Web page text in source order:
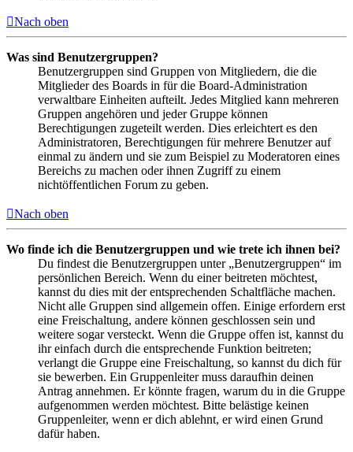
Nach oben
Was sind Benutzergruppen?
Benutzergruppen sind Gruppen von Mitgliedern, die die
Mitglieder des Boards in für die Board-Administration
verwaltbare Einheiten aufteilt. Jedes Mitglied kann mehreren
Gruppen angehören und jeder Gruppe können
Berechtigungen zugeteilt werden. Dies erleichtert es den
Administratoren, Berechtigungen für mehrere Benutzer auf
einmal zu ändern und sie zum Beispiel zu Moderatoren eines
Bereichs zu machen oder ihnen Zugriff zu einem
nichtöffentlichen Forum zu geben.
Nach oben
Wo finde ich die Benutzergruppen und wie trete ich ihnen bei?
Du findest die Benutzergruppen unter „Benutzergruppen“ im
persönlichen Bereich. Wenn du einer beitreten möchtest,
kannst du dies mit der entsprechenden Schaltfläche machen.
Nicht alle Gruppen sind allgemein offen. Einige erfordern erst
eine Freischaltung, andere können geschlossen sein und
weitere sogar versteckt. Wenn die Gruppe offen ist, kannst du
ihr einfach durch die entsprechende Funktion beitreten;
verlangt die Gruppe eine Freischaltung, so kannst du dich für
sie bewerben. Ein Gruppenleiter muss daraufhin deinen
Antrag annehmen. Er könnte fragen, warum du in die Gruppe
aufgenommen werden möchtest. Bitte belästige keinen
Gruppenleiter, wenn er dich ablehnt, er wird einen Grund
dafür haben.